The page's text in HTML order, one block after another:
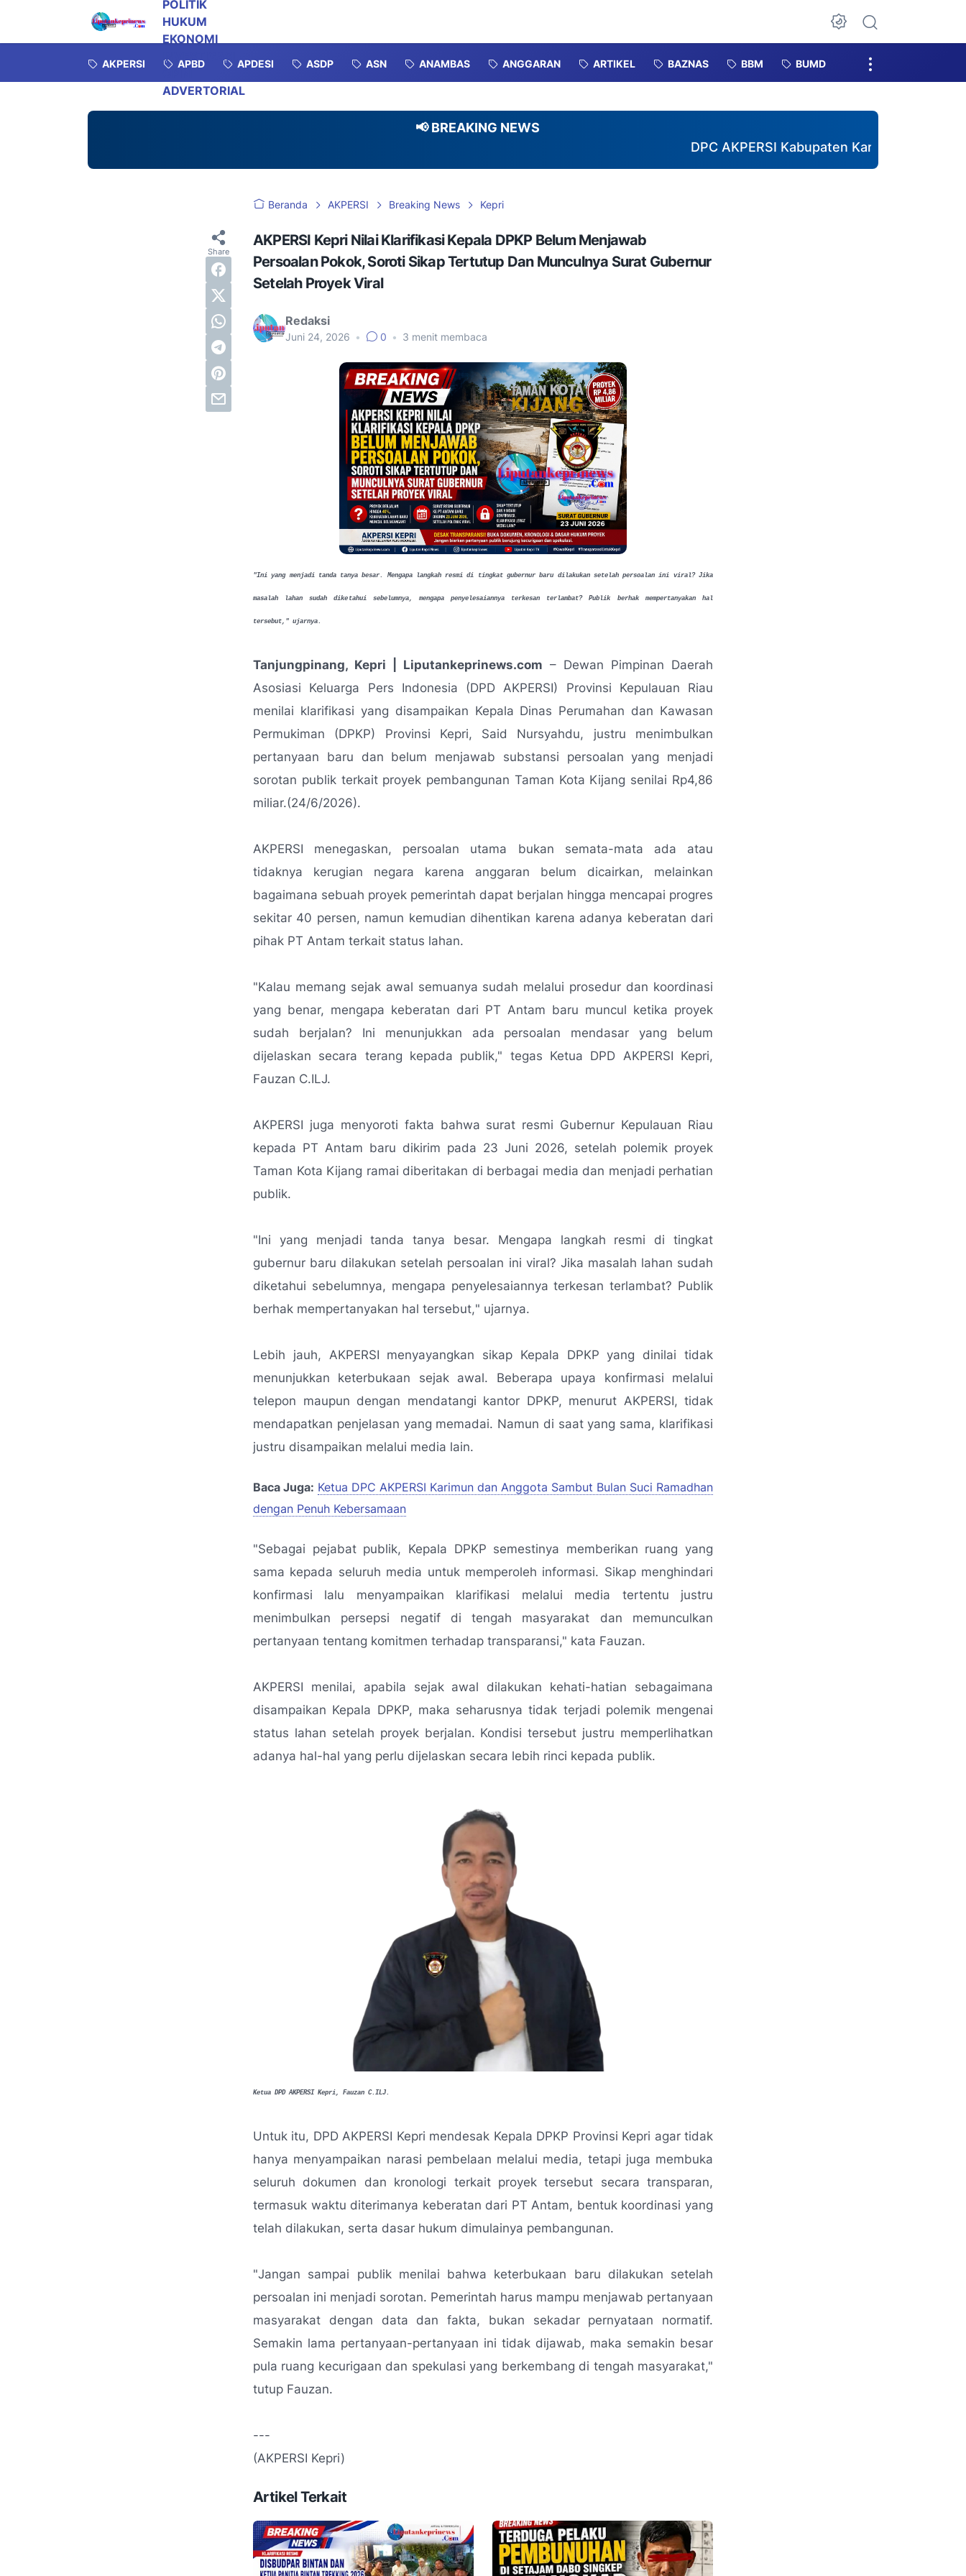
POLITIK
HUKUM
EKONOMI
INVESTIGASI
OPINI
ADVERTORIAL
Dark Mode
AKPERSI APBD APDESI ASDP ASN ANAMBAS ANGGARAN ARTIKEL BAZNAS BBM BUMD
📢 BREAKING NEWS
DPC AKPERSI Kabupaten Karimun Resmi Terima
Beranda AKPERSI Breaking News Kepri
AKPERSI Kepri Nilai Klarifikasi Kepala DPKP Belum Menjawab
Persoalan Pokok, Soroti Sikap Tertutup Dan Munculnya Surat Gubernur
Setelah Proyek Viral
Redaksi
Juni 24, 2026 • 0 • 3 menit membaca
"Ini yang menjadi tanda tanya besar. Mengapa langkah resmi di tingkat gubernur baru dilakukan setelah persoalan ini viral? Jika
masalah lahan sudah diketahui sebelumnya, mengapa penyelesaiannya terkesan terlambat? Publik berhak mempertanyakan hal
tersebut," ujarnya.
Tanjungpinang, Kepri | Liputankeprinews.com – Dewan Pimpinan Daerah
Asosiasi Keluarga Pers Indonesia (DPD AKPERSI) Provinsi Kepulauan Riau
menilai klarifikasi yang disampaikan Kepala Dinas Perumahan dan Kawasan
Permukiman (DPKP) Provinsi Kepri, Said Nursyahdu, justru menimbulkan
pertanyaan baru dan belum menjawab substansi persoalan yang menjadi
sorotan publik terkait proyek pembangunan Taman Kota Kijang senilai Rp4,86
miliar.(24/6/2026).
AKPERSI menegaskan, persoalan utama bukan semata-mata ada atau
tidaknya kerugian negara karena anggaran belum dicairkan, melainkan
bagaimana sebuah proyek pemerintah dapat berjalan hingga mencapai progres
sekitar 40 persen, namun kemudian dihentikan karena adanya keberatan dari
pihak PT Antam terkait status lahan.
"Kalau memang sejak awal semuanya sudah melalui prosedur dan koordinasi
yang benar, mengapa keberatan dari PT Antam baru muncul ketika proyek
sudah berjalan? Ini menunjukkan ada persoalan mendasar yang belum
dijelaskan secara terang kepada publik," tegas Ketua DPD AKPERSI Kepri,
Fauzan C.ILJ.
AKPERSI juga menyoroti fakta bahwa surat resmi Gubernur Kepulauan Riau
kepada PT Antam baru dikirim pada 23 Juni 2026, setelah polemik proyek
Taman Kota Kijang ramai diberitakan di berbagai media dan menjadi perhatian
publik.
"Ini yang menjadi tanda tanya besar. Mengapa langkah resmi di tingkat
gubernur baru dilakukan setelah persoalan ini viral? Jika masalah lahan sudah
diketahui sebelumnya, mengapa penyelesaiannya terkesan terlambat? Publik
berhak mempertanyakan hal tersebut," ujarnya.
Lebih jauh, AKPERSI menyayangkan sikap Kepala DPKP yang dinilai tidak
menunjukkan keterbukaan sejak awal. Beberapa upaya konfirmasi melalui
telepon maupun dengan mendatangi kantor DPKP, menurut AKPERSI, tidak
mendapatkan penjelasan yang memadai. Namun di saat yang sama, klarifikasi
justru disampaikan melalui media lain.
Baca Juga: Ketua DPC AKPERSI Karimun dan Anggota Sambut Bulan Suci Ramadhan
dengan Penuh Kebersamaan
"Sebagai pejabat publik, Kepala DPKP semestinya memberikan ruang yang
sama kepada seluruh media untuk memperoleh informasi. Sikap menghindari
konfirmasi lalu menyampaikan klarifikasi melalui media tertentu justru
menimbulkan persepsi negatif di tengah masyarakat dan memunculkan
pertanyaan tentang komitmen terhadap transparansi," kata Fauzan.
AKPERSI menilai, apabila sejak awal dilakukan kehati-hatian sebagaimana
disampaikan Kepala DPKP, maka seharusnya tidak terjadi polemik mengenai
status lahan setelah proyek berjalan. Kondisi tersebut justru memperlihatkan
adanya hal-hal yang perlu dijelaskan secara lebih rinci kepada publik.
Ketua DPD AKPERSI Kepri, Fauzan C.ILJ.
Untuk itu, DPD AKPERSI Kepri mendesak Kepala DPKP Provinsi Kepri agar tidak
hanya menyampaikan narasi pembelaan melalui media, tetapi juga membuka
seluruh dokumen dan kronologi terkait proyek tersebut secara transparan,
termasuk waktu diterimanya keberatan dari PT Antam, bentuk koordinasi yang
telah dilakukan, serta dasar hukum dimulainya pembangunan.
"Jangan sampai publik menilai bahwa keterbukaan baru dilakukan setelah
persoalan ini menjadi sorotan. Pemerintah harus mampu menjawab pertanyaan
masyarakat dengan data dan fakta, bukan sekadar pernyataan normatif.
Semakin lama pertanyaan-pertanyaan ini tidak dijawab, maka semakin besar
pula ruang kecurigaan dan spekulasi yang berkembang di tengah masyarakat,"
tutup Fauzan.
---
(AKPERSI Kepri)
Artikel Terkait